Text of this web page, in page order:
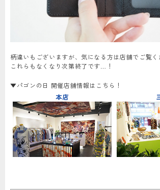
柄違いもございますが、気になる方は店舗でご覧く
これらもなくなり次第終了です…！
▼パゴンの日 開催店舗情報はこちら！
本店